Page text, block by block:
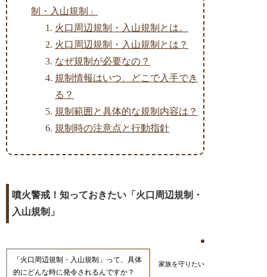
制・入山規制」
火口周辺規制・入山規制とは。
火口周辺規制・入山規制とは？
なぜ規制が必要なの？
規制情報はいつ、どこで入手でき
る？
規制範囲と具体的な規制内容は？
規制時の注意点と行動指針
噴火警戒！知っておきたい「火口周辺規制・
入山規制」
家族を守りたい
「火口周辺規制・入山規制」って、具体
的にどんな時に発令されるんですか？